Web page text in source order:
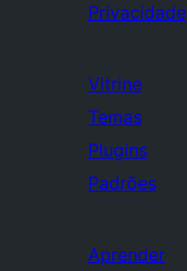
Privacidade
Vitrine
Temas
Plugins
Padrões
Aprender